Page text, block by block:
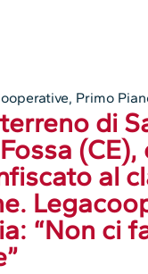
, Primo
di
(CE),
al
“Non ci